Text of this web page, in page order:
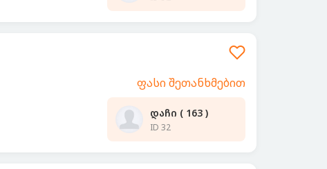
ფასი შეთანხმებით
დაჩი ( 163 )
ID 32